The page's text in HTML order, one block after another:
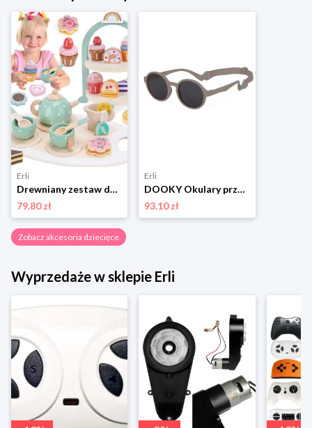
Erli
Drewniany zestaw do herbaty serwis herbaciany CE
79.80 zł
Erli
DOOKY Okulary przeciwsłoneczne dla dzieci Fiji TAUPE 6-36 m
93.10 zł
Zobacz akcesoria dziecięce
Wyprzedaże w sklepie Erli